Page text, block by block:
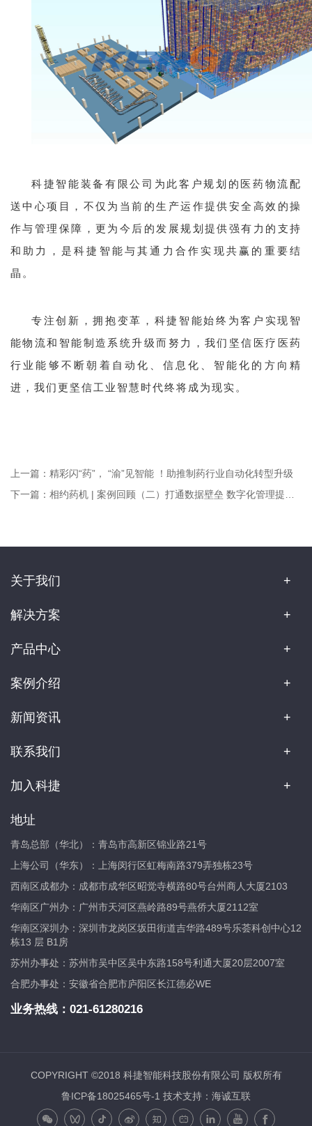
科捷智能装备有限公司为此客户规划的医药物流配
送中心项目，不仅为当前的生产运作提供安全高效的操
作与管理保障，更为今后的发展规划提供强有力的支持
和助力，是科捷智能与其通力合作实现共赢的重要结
晶。
专注创新，拥抱变革，科捷智能始终为客户实现智
能物流和智能制造系统升级而努力，我们坚信医疗医药
行业能够不断朝着自动化、信息化、智能化的方向精
进，我们更坚信工业智慧时代终将成为现实。
上一篇： 精彩闪“药”， “渝”见智能 ！助推制药行业自动化转型升级
下一篇： 相约药机 | 案例回顾（二）打通数据壁垒 数字化管理提升仓库运营水平
关于我们
解决方案
产品中心
案例介绍
新闻资讯
联系我们
加入科捷
地址
青岛总部（华北）：青岛市高新区锦业路21号
上海公司（华东）：上海闵行区虹梅南路379弄独栋23号
西南区成都办：成都市成华区昭觉寺横路80号台州商人大厦2103
华南区广州办：广州市天河区燕岭路89号燕侨大厦2112室
华南区深圳办：深圳市龙岗区坂田街道吉华路489号乐荟科创中心12
栋13 层 B1房
苏州办事处：苏州市吴中区吴中东路158号利通大厦20层2007室
合肥办事处：安徽省合肥市庐阳区长江德必WE
业务热线： 021-61280216
COPYRIGHT ©2018 科捷智能科技股份有限公司 版权所有
鲁ICP备18025465号-1 技术支持：海诚互联